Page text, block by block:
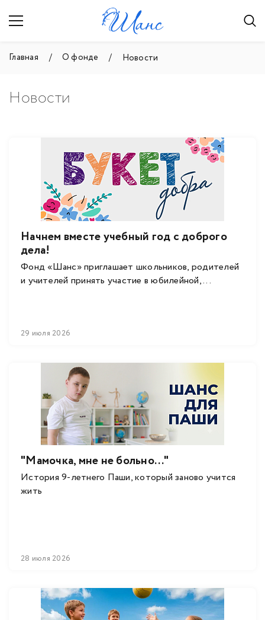
Главная О фонде Новости
Новости
Начнем вместе учебный год с доброго
дела!
Фонд «Шанс» приглашает школьников, родителей
и учителей принять участие в юбилейной, ...
29 июля 2026
"Мамочка, мне не больно..."
История 9-летнего Паши, который заново учится
жить
28 июля 2026